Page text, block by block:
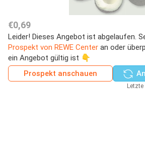
€0,69
Leider! Dieses Angebot ist abgelaufen.
Prospekt von REWE Center an oder
ein Angebot gültig ist 👇
Prospekt anschauen
Letzte